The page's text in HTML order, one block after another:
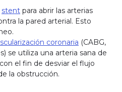
stent para abrir las arterias
la pared arterial. Esto
coronaria (CABG,
se utiliza una arteria sana de
el fin de desviar el flujo
la obstrucción.